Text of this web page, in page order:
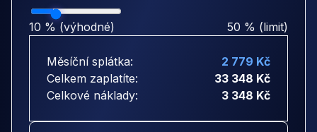
10 % (výhodné) 50 % (limit)
Měsíční splátka:
2 779 Kč
Celkem zaplatíte:
33 348 Kč
Celkové náklady:
3 348 Kč